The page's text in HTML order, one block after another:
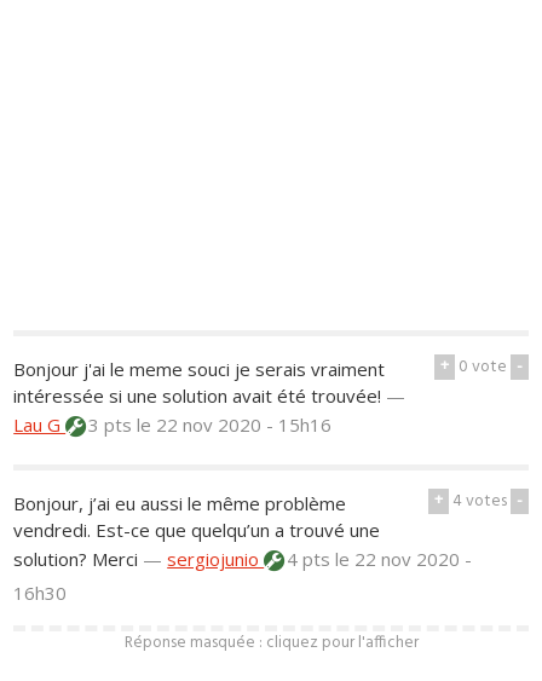
+ 0vote -
Bonjour j'ai le meme souci je serais vraiment
intéressée si une solution avait été trouvée! —
Lau G
3 ptsle 22 nov 2020 - 15h16
+ 4votes -
Bonjour, j’ai eu aussi le même problème
vendredi. Est-ce que quelqu’un a trouvé une
solution? Merci —sergiojunio 4 ptsle 22 nov 2020 -
16h30
Réponse masquée : cliquez pour l'afficher